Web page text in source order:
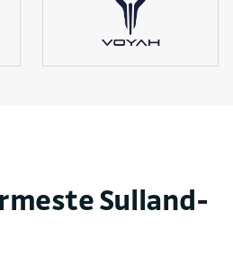
Sulland-